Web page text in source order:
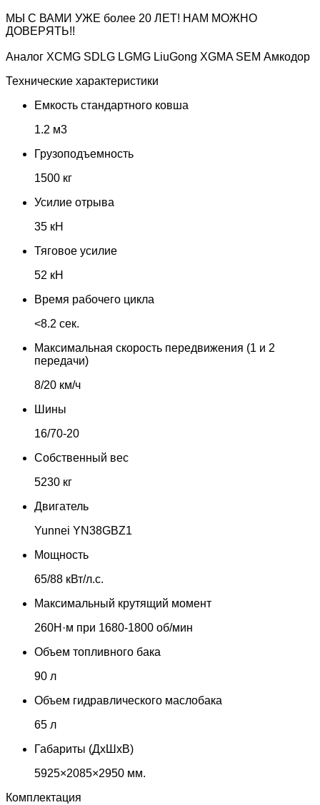
МЫ С ВАМИ УЖЕ более 20 ЛЕТ! НАМ МОЖНО
ДОВЕРЯТЬ!!
Аналог XCMG SDLG LGMG LiuGong XGMA SEM Амкодор
Технические характеристики
Емкость стандартного ковша
1.2 м3
Грузоподъемность
1500 кг
Усилие отрыва
35 кН
Тяговое усилие
52 кН
Время рабочего цикла
<8.2 сек.
Максимальная скорость передвижения (1 и 2
передачи)
8/20 км/ч
Шины
16/70-20
Собственный вес
5230 кг
Двигатель
Yunnei YN38GBZ1
Мощность
65/88 кВт/л.с.
Максимальный крутящий момент
260Н·м при 1680-1800 об/мин
Объем топливного бака
90 л
Объем гидравлического маслобака
65 л
Габариты (ДхШхВ)
5925×2085×2950 мм.
Комплектация